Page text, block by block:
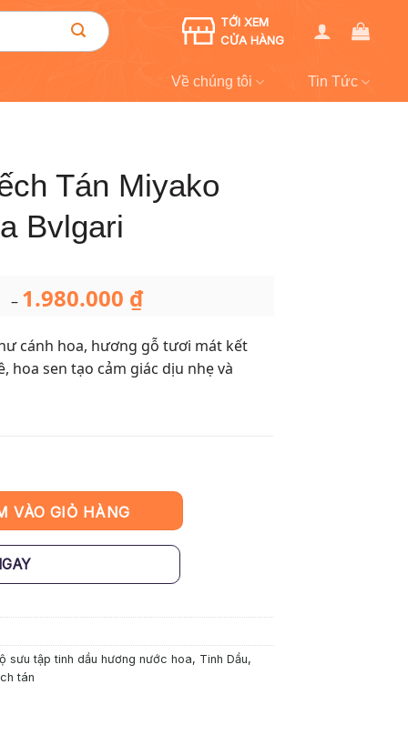
TỚI XEM
CỬA HÀNG
Về chúng tôi Tin Tức
Tán Miyako
Bvlgari
– 1.980.000 ₫
729.000 ₫
đến
1.980.000 ₫
cánh hoa, hương gỗ tươi mát kết
hoa sen tạo cảm giác dịu nhẹ và
- Omnia Bvlgari số lượng
VÀO GIỎ HÀNG
sưu tập tinh dầu hương nước hoa, Tinh Dầu,
tán